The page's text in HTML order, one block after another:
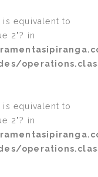
equivalent to
2"? in
equivalent to
2"? in